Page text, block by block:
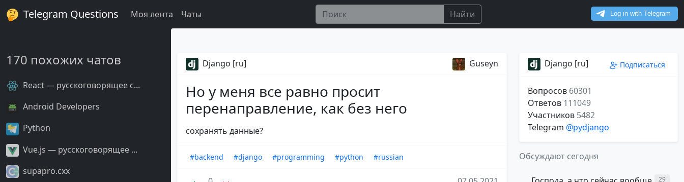
Telegram Questions Моя лента Чаты Найти
170 похожих чатов
React — русскоговорящее с...
Android Developers
Python
Vue.js — русскоговорящее ...
supapro.cxx
Django [ru] Guseyn
Но у меня все равно просит
перенаправление, как без него
сохранять данные?
#backend #django #programming #python #russian
Django [ru] Подписаться
Вопросов 60301
Ответов 111049
Участников 5482
Telegram @pydjango
Обсуждают сегодня
29